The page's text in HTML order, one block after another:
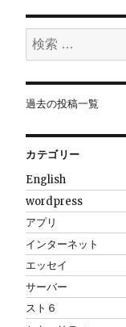
ビ
ゲ
ー
シ
ョ
ン
検
索:
過去の投稿一覧
カテゴリー
English
wordpress
アプリ
インターネット
エッセイ
サーバー
スト６